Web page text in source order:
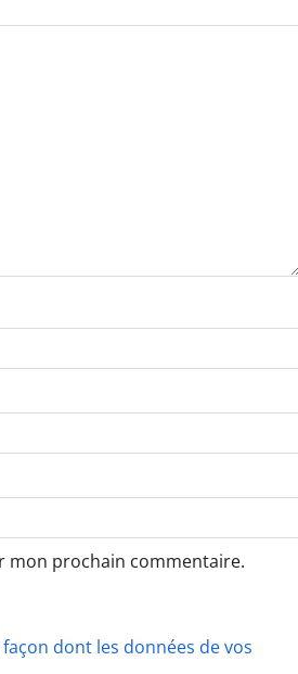
mon prochain commentaire.
dont les données de vos